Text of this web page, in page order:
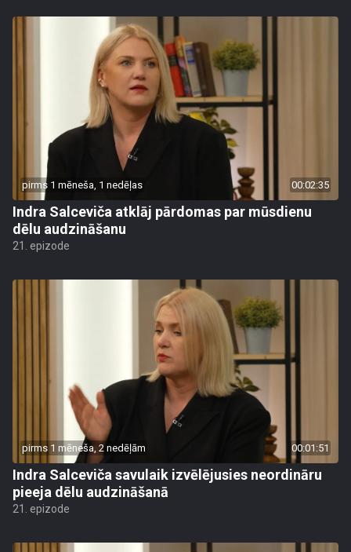
pirms 1 mēneša, 1 nedēļas 00:02:35
Indra Salceviča atklāj pārdomas par mūsdienu
dēlu audzināšanu
21. epizode
pirms 1 mēneša, 2 nedēļām 00:01:51
Indra Salceviča savulaik izvēlējusies neordināru
pieeja dēlu audzināšanā
21. epizode